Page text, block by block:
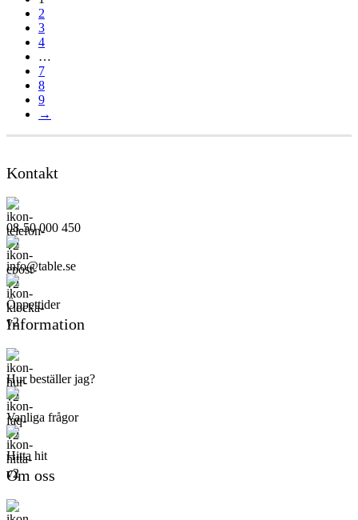
2
3
4
…
7
8
9
→
Kontakt
08-50 000 450
info@table.se
Öppettider
Information
Hur beställer jag?
Vanliga frågor
Hitta hit
Om oss